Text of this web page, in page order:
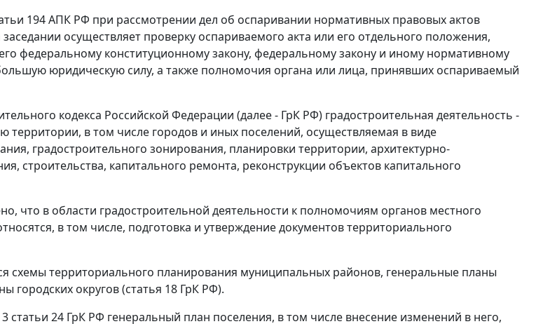
194АПК РФ при рассмотрении дел об оспаривании нормативных правовых актов
осуществляет проверку оспариваемого акта или его отдельного положения,
его федеральному конституционному закону, федеральному закону и иному нормативному
юридическую силу, а также полномочия органа или лица, принявших оспариваемый
кодекса Российской Федерации (далее - ГрК РФ) градостроительная деятельность -
территории, в том числе городов и иных поселений, осуществляемая в виде
градостроительного зонирования, планировки территории, архитектурно-
строительства, капитального ремонта, реконструкции объектов капитального
что в области градостроительной деятельности к полномочиям органов местного
в том числе, подготовка и утверждение документов территориального
схемы территориального планирования муниципальных районов, генеральные планы
городских округов (статья 18 ГрК РФ).
3 статьи 24 ГрК РФ генеральный план поселения, в том числе внесение изменений в него,